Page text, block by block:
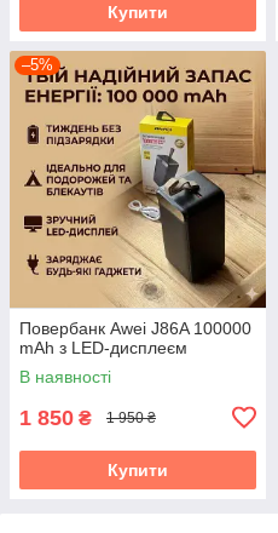
Купити
–5%
Повербанк Awei J86A 100000
mAh з LED-дисплеєм
В наявності
1 850 ₴ 1 950 ₴
Купити